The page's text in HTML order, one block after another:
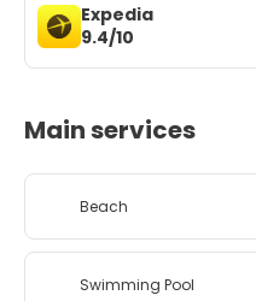
Expedia
9.4/10
Main services
Beach
Swimming Pool